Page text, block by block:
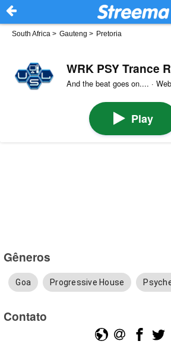
South Africa > Gauteng > Pretoria
WRK PSY Trance
And the beat goes on.... · Web
Play
Gêneros
Goa Progressive House
Contato